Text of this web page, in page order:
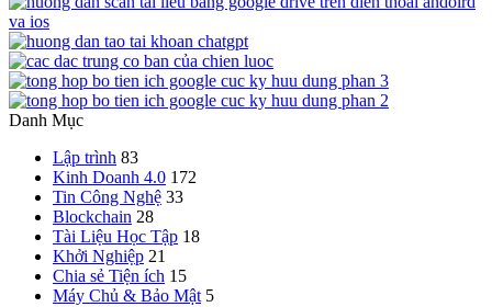
Danh Mục
Lập trình 83
Kinh Doanh 4.0 172
Tin Công Nghệ 33
Blockchain 28
Tài Liệu Học Tập 18
Khởi Nghiệp 21
Chia sẻ Tiện ích 15
Máy Chủ & Bảo Mật 5